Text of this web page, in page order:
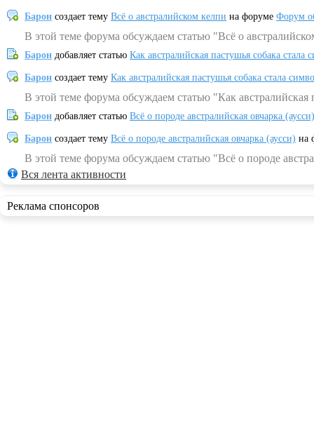
Барон создает тему Всё о австралийском келпи на форуме Форум
В этой теме форума обсуждаем статью "Всё о
Барон добавляет статью Как австралийская пастушья собака
Барон создает тему Как австралийская пастушья собака стала
В этой теме форума обсуждаем статью "Как
Барон добавляет статью Всё о породе австралийская овчарка (аусси)
Барон создает тему Всё о породе австралийская овчарка (аусси) на
В этой теме форума обсуждаем статью "Всё о породе
Вся лента активности
Реклама спонсоров